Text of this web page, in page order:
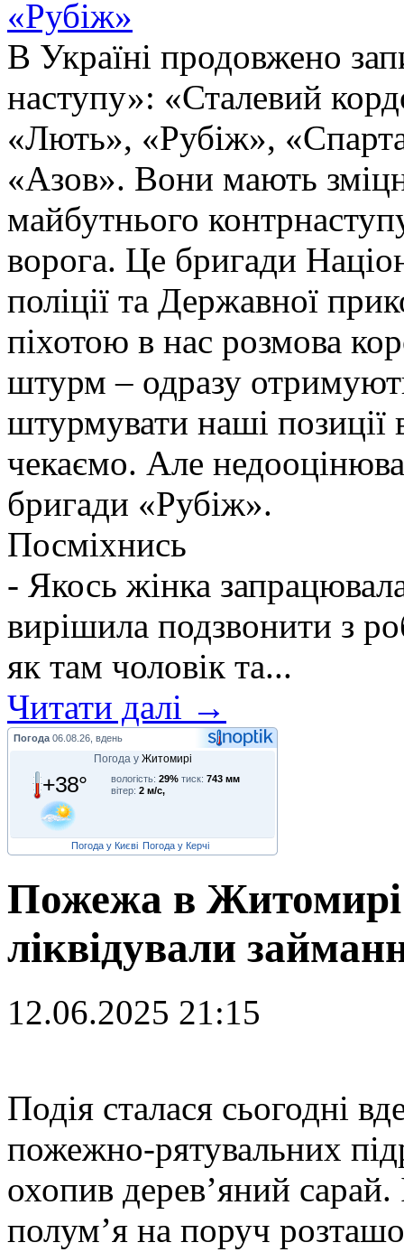
«Рубіж»
В Україні продовжено
наступу»: «Сталевий
«Лють», «Рубіж»,
«Азов». Вони мають
майбутнього
ворога. Це бригади
поліції та Державної
піхотою в нас розмова
штурм – одразу
штурмувати наші позиції
чекаємо. Але
бригади «Рубіж».
Посміхнись
- Якось жінка
вирішила подзвонити з
як там чоловік та...
Читати далі →
Погода 06.08.26, вдень
Погода у Житомирі
+38° вологість: 29% тиск: 743 мм
вітер: 2 м/с,
Погода у Києві Погода у Керчі
Пожежа в
ліквідували
12.06.2025 21:15
Подія сталася сьогодні
пожежно-рятувальних
охопив деревʼяний сарай.
полумʼя на поруч